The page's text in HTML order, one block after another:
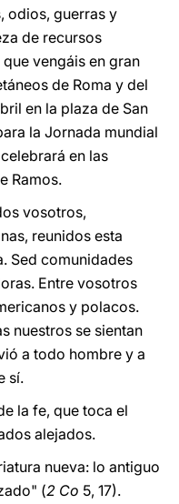
odios, guerras y
de recursos
vengáis en gran
de Roma y del
en la plaza de San
la Jornada mundial
en las
Ramos.
vosotros,
reunidos esta
Sed comunidades
Entre vosotros
y polacos.
nuestros se sientan
a todo hombre y a
sí.
la fe, que toca el
alejados.
nueva: lo antiguo
(2 Co 5, 17).